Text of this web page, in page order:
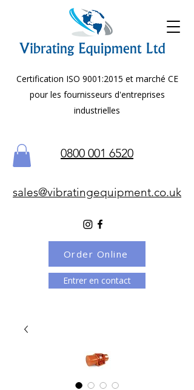
Certification ISO 9001:2015 et marché CE
pour les fournisseurs d'entreprises
industrielles
0800 001 6520
sales@vibratingequipment.co.uk
Entrer en contact
Order Online